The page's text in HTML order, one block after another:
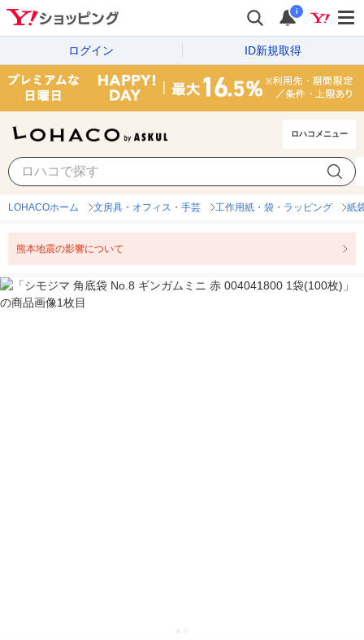
i
ログイン ID新規取得
ロハコメニュー
LOHACOホーム 文房具・オフィス・手芸 工作用紙・袋・ラッピング 紙
熊本地震の影響について